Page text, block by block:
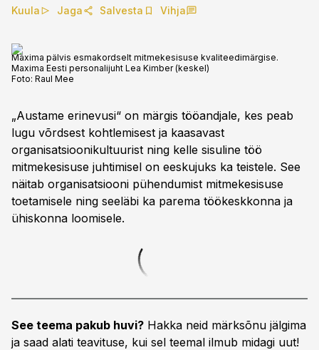
Kuula Jaga Salvesta Vihja
Maxima pälvis esmakordselt mitmekesisuse kvaliteedimärgise.
Maxima Eesti personalijuht Lea Kimber (keskel)
Foto: Raul Mee
„Austame erinevusi“ on märgis tööandjale, kes peab
lugu võrdsest kohtlemisest ja kaasavast
organisatsioonikultuurist ning kelle sisuline töö
mitmekesisuse juhtimisel on eeskujuks ka teistele. See
näitab organisatsiooni pühendumist mitmekesisuse
toetamisele ning seeläbi ka parema töökeskkonna ja
ühiskonna loomisele.
See teema pakub huvi? Hakka neid märksõnu jälgima
ja saad alati teavituse, kui sel teemal ilmub midagi uut!